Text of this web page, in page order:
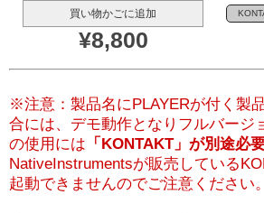
買い物かごに追加
¥8,800
※注意：製品名にPLAYERが付く製
合には、デモ動作となりフルバージ
の使用には 「KONTAKT」が別途必
NativeInstrumentsが販売している
起動できませんのでご注意ください。